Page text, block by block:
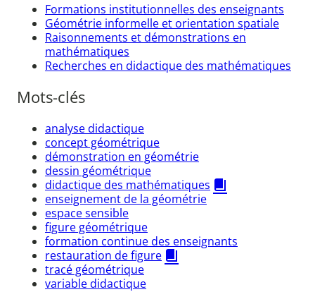
Formations institutionnelles des enseignants
Géométrie informelle et orientation spatiale
Raisonnements et démonstrations en
mathématiques
Recherches en didactique des mathématiques
Mots-clés
analyse didactique
concept géométrique
démonstration en géométrie
dessin géométrique
didactique des mathématiques
enseignement de la géométrie
espace sensible
figure géométrique
formation continue des enseignants
restauration de figure
tracé géométrique
variable didactique